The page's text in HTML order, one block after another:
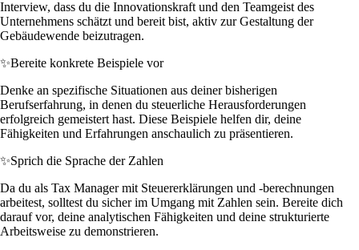
Interview, dass du die Innovationskraft und den Teamgeist des
Unternehmens schätzt und bereit bist, aktiv zur Gestaltung der
Gebäudewende beizutragen.
✨Bereite konkrete Beispiele vor
Denke an spezifische Situationen aus deiner bisherigen
Berufserfahrung, in denen du steuerliche Herausforderungen
erfolgreich gemeistert hast. Diese Beispiele helfen dir, deine
Fähigkeiten und Erfahrungen anschaulich zu präsentieren.
✨Sprich die Sprache der Zahlen
Da du als Tax Manager mit Steuererklärungen und -berechnungen
arbeitest, solltest du sicher im Umgang mit Zahlen sein. Bereite dich
darauf vor, deine analytischen Fähigkeiten und deine strukturierte
Arbeitsweise zu demonstrieren.